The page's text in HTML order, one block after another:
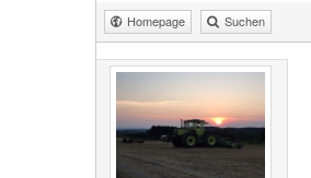
Homepage Suchen